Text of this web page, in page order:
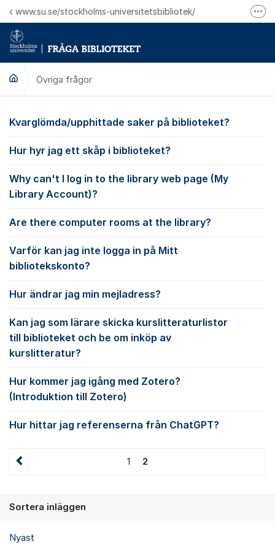
Hoppa till innehåll
www.su.se/stockholms-universitetsbibliotek/
Övriga frågor
Övriga frågor
Kvarglömda/upphittade saker på biblioteket?
Hur hyr jag ett skåp i biblioteket?
Why can't I log in to the library web page (My
Library Account)?
Are there computer rooms at the library?
Varför kan jag inte logga in på Mitt
bibliotekskonto?
Hur ändrar jag min mejladress?
Kan jag som lärare skicka kurslitteraturlistor
till biblioteket och be om inköp av
kurslitteratur?
Hur kommer jag igång med Zotero?
(Introduktion till Zotero)
Hur hittar jag referenserna från ChatGPT?
1 2
Sortera inläggen
Nyast